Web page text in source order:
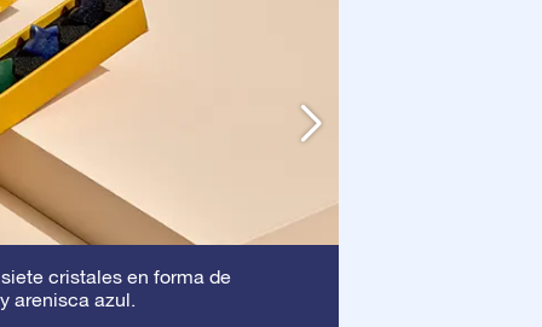
cristales en forma de
arenisca azul.